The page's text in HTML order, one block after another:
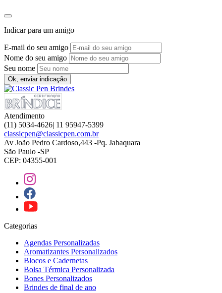
Indicar para um amigo
E-mail do seu amigo
Nome do seu amigo
Seu nome
Ok, enviar indicação
Atendimento
(11) 5034-4626| 11 95947-5399
classicpen@classicpen.com.br
Av João Pedro Cardoso,443 -Pq. Jabaquara
São Paulo -SP
CEP: 04355-001
Categorias
Agendas Personalizadas
Aromatizantes Personalizados
Blocos e Cadernetas
Bolsa Térmica Personalizada
Bones Personalizados
Brindes de final de ano